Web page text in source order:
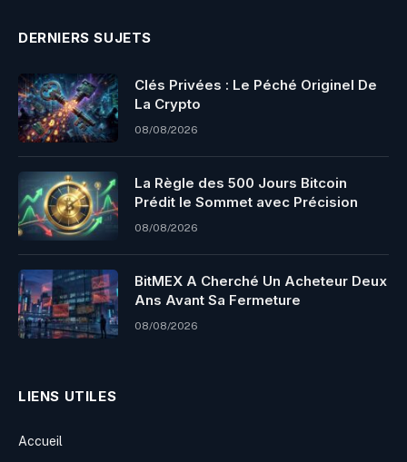
DERNIERS SUJETS
Clés Privées : Le Péché Originel De
La Crypto
08/08/2026
La Règle des 500 Jours Bitcoin
Prédit le Sommet avec Précision
08/08/2026
BitMEX A Cherché Un Acheteur Deux
Ans Avant Sa Fermeture
08/08/2026
LIENS UTILES
Accueil